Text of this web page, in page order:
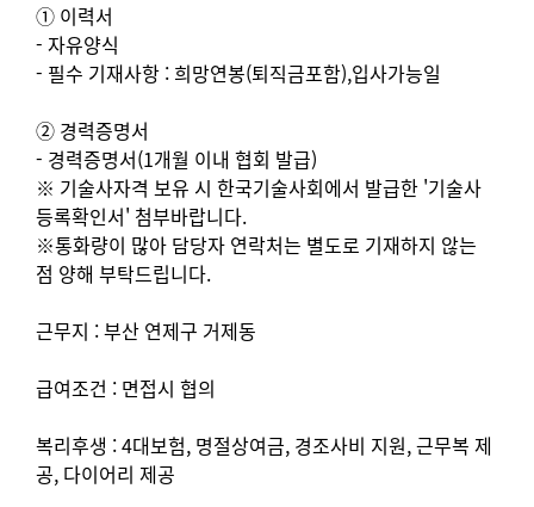
① 이력서
- 자유양식
- 필수 기재사항 : 희망연봉(퇴직금포함),입사가능일
② 경력증명서
- 경력증명서(1개월 이내 협회 발급)
※ 기술사자격 보유 시 한국기술사회에서 발급한 '기술사
등록확인서' 첨부바랍니다.
※통화량이 많아 담당자 연락처는 별도로 기재하지 않는
점 양해 부탁드립니다.
근무지 : 부산 연제구 거제동
급여조건 : 면접시 협의
복리후생 : 4대보험, 명절상여금, 경조사비 지원, 근무복 제
공, 다이어리 제공